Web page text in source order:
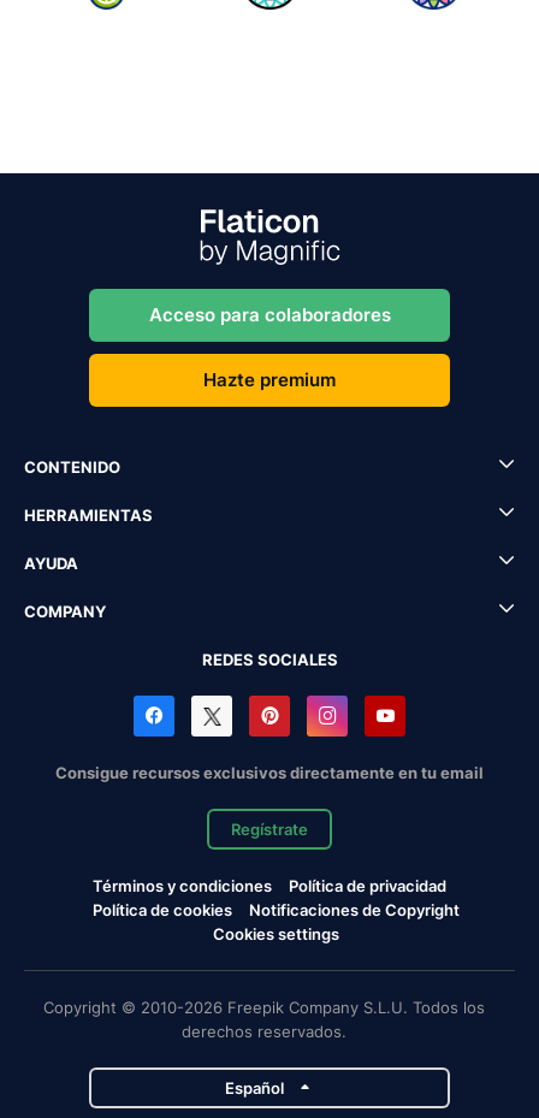
Acceso para colaboradores
Hazte premium
CONTENIDO
HERRAMIENTAS
AYUDA
COMPANY
REDES SOCIALES
Consigue recursos exclusivos directamente en tu email
Regístrate
Términos y condiciones
Política de privacidad
Política de cookies
Notificaciones de Copyright
Cookies settings
Copyright © 2010-2026 Freepik Company S.L.U. Todos los
derechos reservados.
Español